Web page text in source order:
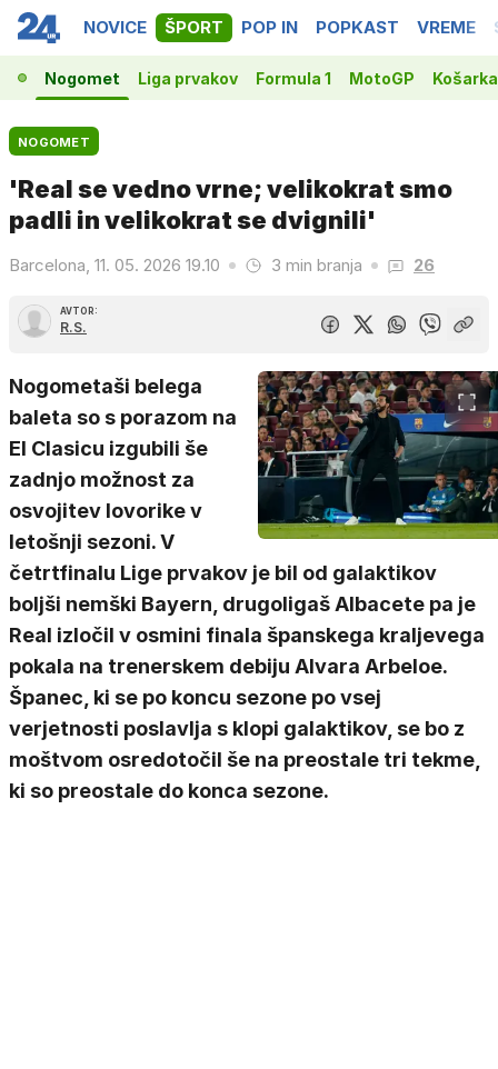
NOVICE ŠPORT POP IN POPKAST VREME
Nogomet Liga prvakov Formula 1 MotoGP Košarka
NOGOMET
'Real se vedno vrne; velikokrat smo
padli in velikokrat se dvignili'
Barcelona, 11. 05. 2026 19.10 3 min branja 26
AVTOR:
R.S.
Nogometaši belega
baleta so s porazom na
El Clasicu izgubili še
zadnjo možnost za
osvojitev lovorike v
letošnji sezoni. V
četrtfinalu Lige prvakov je bil od galaktikov
boljši nemški Bayern, drugoligaš Albacete pa je
Real izločil v osmini finala španskega kraljevega
pokala na trenerskem debiju Alvara Arbeloe.
Španec, ki se po koncu sezone po vsej
verjetnosti poslavlja s klopi galaktikov, se bo z
moštvom osredotočil še na preostale tri tekme,
ki so preostale do konca sezone.